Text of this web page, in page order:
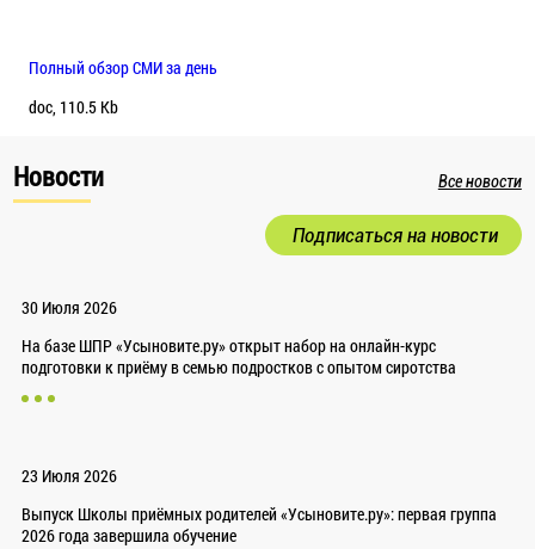
Полный обзор СМИ за день
doc, 110.5 Kb
Новости Все новости
Подписаться на новости
30 Июля 2026
На базе ШПР «Усыновите.ру» открыт набор на онлайн-курс
подготовки к приёму в семью подростков с опытом сиротства
23 Июля 2026
Выпуск Школы приёмных родителей «Усыновите.ру»: первая группа
2026 года завершила обучение